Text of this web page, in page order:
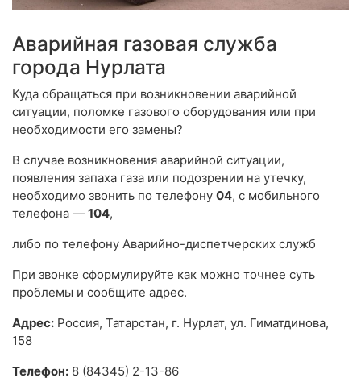
Аварийная газовая служба
города Нурлата
Куда обращаться при возникновении аварийной
ситуации, поломке газового оборудования или при
необходимости его замены?
В случае возникновения аварийной ситуации,
появления запаха газа или подозрении на утечку,
необходимо звонить по телефону 04, с мобильного
телефона — 104,
либо по телефону Аварийно-диспетчерских служб
При звонке сформулируйте как можно точнее суть
проблемы и сообщите адрес.
Адрес: Россия, Татарстан, г. Нурлат, ул. Гиматдинова,
158
Телефон: 8 (84345) 2-13-86